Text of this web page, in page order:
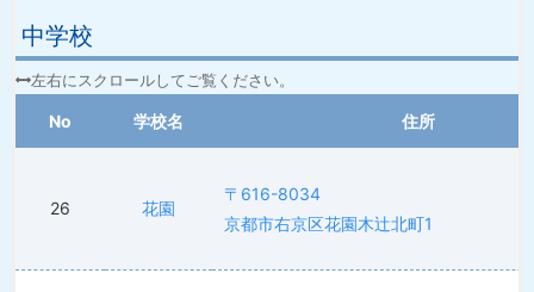
中学校
No 学校名 住所
26 花園
〒616-8034
京都市右京区花園木辻北町1